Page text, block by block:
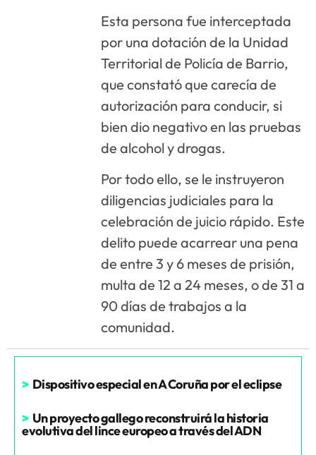
Esta persona fue interceptada
por una dotación de la Unidad
Territorial de Policía de Barrio,
que constató que carecía de
autorización para conducir, si
bien dio negativo en las pruebas
de alcohol y drogas.
Por todo ello, se le instruyeron
diligencias judiciales para la
celebración de juicio rápido. Este
delito puede acarrear una pena
de entre 3 y 6 meses de prisión,
multa de 12 a 24 meses, o de 31 a
90 días de trabajos a la
comunidad.
> Dispositivo especial en A Coruña por el eclipse
> Un proyecto gallego reconstruirá la historia
evolutiva del lince europeo a través del ADN